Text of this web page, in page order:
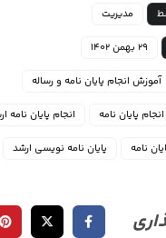
مدیریت
۲۹ بهمن ۱۴۰۲
آموزش انجام پایان نامه و رساله
انجام پایان نامه انجام پایان نامه
نامه پایان نامه نویسی ارشد